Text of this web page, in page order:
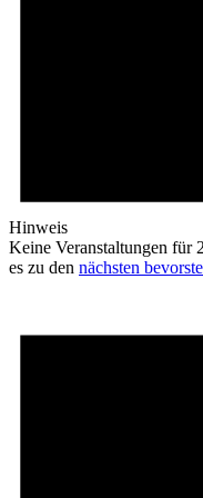
Hinweis
Keine Veranstaltungen für
es zu den nächsten